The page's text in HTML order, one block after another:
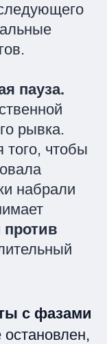
пауза.
рывка.
чтобы
набрали
против
с фазами